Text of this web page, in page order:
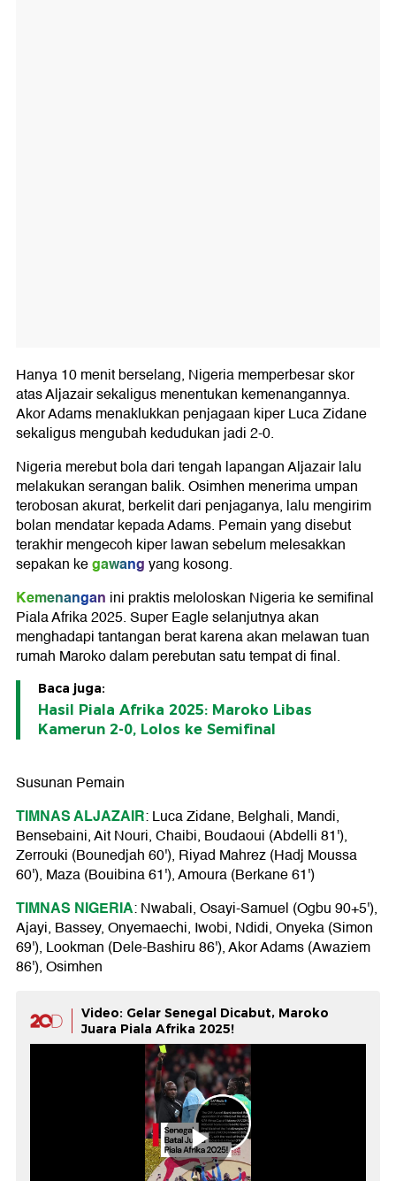
Hanya 10 menit berselang, Nigeria memperbesar skor
atas Aljazair sekaligus menentukan kemenangannya.
Akor Adams menaklukkan penjagaan kiper Luca Zidane
sekaligus mengubah kedudukan jadi 2-0.
Nigeria merebut bola dari tengah lapangan Aljazair lalu
melakukan serangan balik. Osimhen menerima umpan
terobosan akurat, berkelit dari penjaganya, lalu mengirim
bolan mendatar kepada Adams. Pemain yang disebut
terakhir mengecoh kiper lawan sebelum melesakkan
sepakan kegawangyang kosong.
Kemenangan ini praktis meloloskan Nigeria ke semifinal
Piala Afrika 2025. Super Eagle selanjutnya akan
menghadapi tantangan berat karena akan melawan tuan
rumah Maroko dalam perebutan satu tempat di final.
Baca juga:
Hasil Piala Afrika 2025: Maroko Libas
Kamerun 2-0, Lolos ke Semifinal
Susunan Pemain
TIMNAS ALJAZAIR: Luca Zidane, Belghali, Mandi,
Bensebaini, Ait Nouri, Chaibi, Boudaoui (Abdelli 81'),
Zerrouki (Bounedjah 60'), Riyad Mahrez (Hadj Moussa
60'), Maza (Bouibina 61'), Amoura (Berkane 61')
TIMNAS NIGERIA: Nwabali, Osayi-Samuel (Ogbu 90+5'),
Ajayi, Bassey, Onyemaechi, Iwobi, Ndidi, Onyeka (Simon
69'), Lookman (Dele-Bashiru 86'), Akor Adams (Awaziem
86'), Osimhen
Video: Gelar Senegal Dicabut, Maroko
Juara Piala Afrika 2025!